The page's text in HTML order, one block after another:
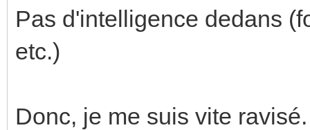
Pas d'intelligence dedans
etc.)
Donc, je me suis vite